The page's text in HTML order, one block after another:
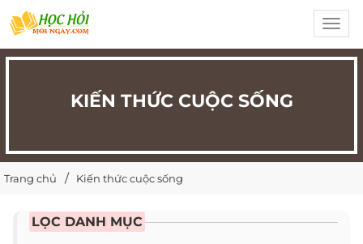
KIẾN THỨC CUỘC SỐNG
Trang chủ Kiến thức cuộc sống
LỌC DANH MỤC